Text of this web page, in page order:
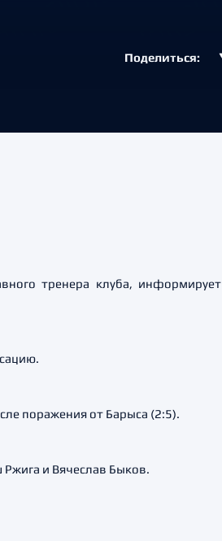
Поделиться:
тренера клуба, информирует
поражения от Барыса (2:5).
и Вячеслав Быков.